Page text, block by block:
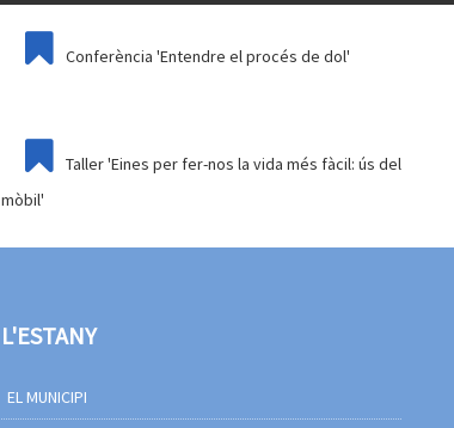
Conferència 'Entendre el procés de dol'
Taller 'Eines per fer-nos la vida més fàcil: ús del
mòbil'
L'ESTANY
EL MUNICIPI